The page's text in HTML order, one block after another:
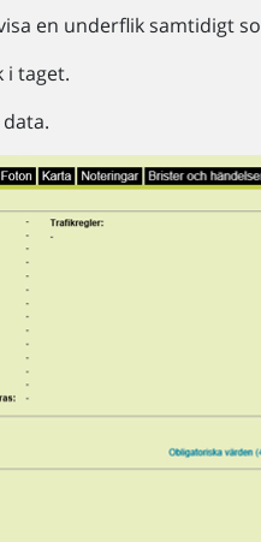
en underflik samtidigt
i taget.